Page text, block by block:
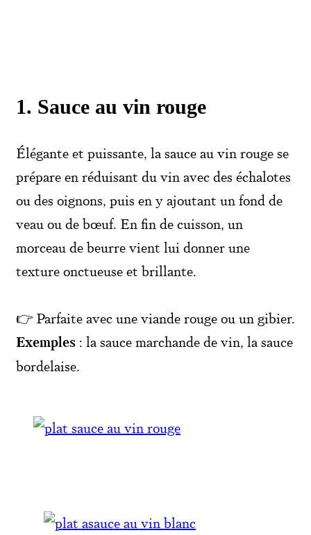
1. Sauce au vin rouge
Élégante et puissante, la sauce au vin rouge se
prépare en réduisant du vin avec des échalotes
ou des oignons, puis en y ajoutant un fond de
veau ou de bœuf. En fin de cuisson, un
morceau de beurre vient lui donner une
texture onctueuse et brillante.
👉 Parfaite avec une viande rouge ou un gibier.
Exemples : la sauce marchande de vin, la sauce
bordelaise.